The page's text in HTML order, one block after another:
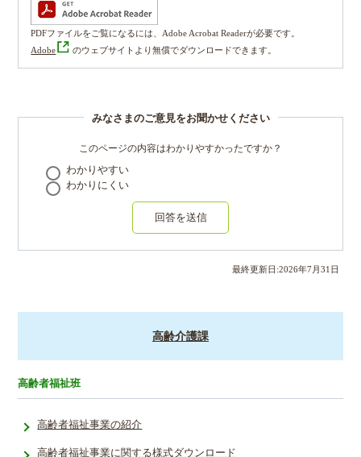
PDFファイルをご覧になるには、Adobe Acrobat Readerが必要です。
Adobe
のウェブサイトより無償でダウンロードできます。
みなさまのご意見をお聞かせください
このページの内容はわかりやすかったですか？
わかりやすい
わかりにくい
回答を送信
最終更新日:2026年7月31 日
高齢介護課
高齢者福祉班
高齢者福祉事業の紹介
高齢者福祉事業に関する様式ダウンロード